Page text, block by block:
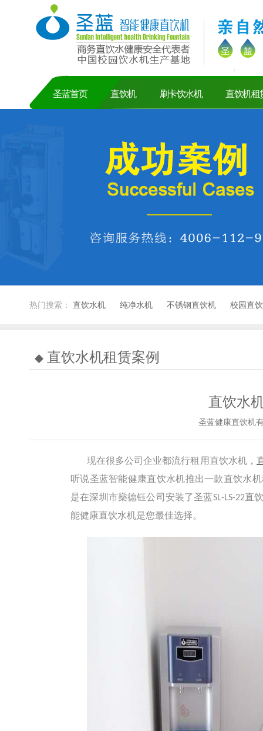
圣蓝首页 直饮机 刷卡饮水机 直饮机租
热门搜索： 直饮水机 纯净水机 不锈钢直饮机 校园直
直饮水机租赁案例
直饮水
圣蓝健康直饮机
现在很多公司企业都流行租用直饮水机，
听说圣蓝智能健康直饮水机推出一款直饮水
是在深圳市燊德钰公司安装了圣蓝SL-LS-22直
能健康直饮水机是您最佳选择。